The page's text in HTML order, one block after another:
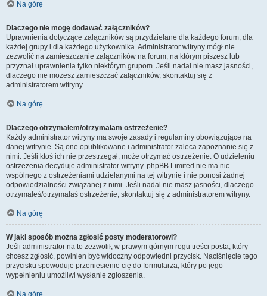
Na górę
Dlaczego nie mogę dodawać załączników?
Uprawnienia dotyczące załączników są przydzielane dla każdego forum, dla
każdej grupy i dla każdego użytkownika. Administrator witryny mógł nie
zezwolić na zamieszczanie załączników na forum, na którym piszesz lub
przyznał uprawnienia tylko niektórym grupom. Jeśli nadal nie masz jasności,
dlaczego nie możesz zamieszczać załączników, skontaktuj się z
administratorem witryny.
Na górę
Dlaczego otrzymałem/otrzymałam ostrzeżenie?
Każdy administrator witryny ma swoje zasady i regulaminy obowiązujące na
danej witrynie. Są one opublikowane i administrator zaleca zapoznanie się z
nimi. Jeśli ktoś ich nie przestrzegał, może otrzymać ostrzeżenie. O udzieleniu
ostrzeżenia decyduje administrator witryny. phpBB Limited nie ma nic
wspólnego z ostrzeżeniami udzielanymi na tej witrynie i nie ponosi żadnej
odpowiedzialności związanej z nimi. Jeśli nadal nie masz jasności, dlaczego
otrzymałeś/otrzymałaś ostrzeżenie, skontaktuj się z administratorem witryny.
Na górę
W jaki sposób można zgłosić posty moderatorowi?
Jeśli administrator na to zezwolił, w prawym górnym rogu treści posta, który
chcesz zgłosić, powinien być widoczny odpowiedni przycisk. Naciśnięcie tego
przycisku spowoduje przeniesienie cię do formularza, który po jego
wypełnieniu umożliwi wysłanie zgłoszenia.
Na górę